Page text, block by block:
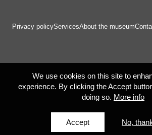
Privacy policyServicesAbout the museum
We use cookies on this site to
experience. By clicking the Accept
doing so. More info
Accept No,